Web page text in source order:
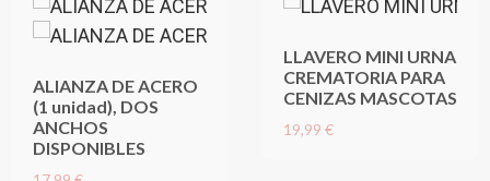
ALIANZA DE ACERO
(1 unidad), DOS
ANCHOS
DISPONIBLES
LLAVERO MINI URNA
CREMATORIA PARA
CENIZAS MASCOTAS
19,99 €